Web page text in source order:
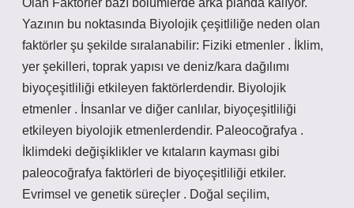
Olan Faktörler bazı bölümlerde arka planda kalıyor.
Yazının bu noktasında Biyolojik çeşitliliğe neden olan
faktörler şu şekilde sıralanabilir: Fiziki etmenler . İklim,
yer şekilleri, toprak yapısı ve deniz/kara dağılımı
biyoçeşitliliği etkileyen faktörlerdendir. Biyolojik
etmenler . İnsanlar ve diğer canlılar, biyoçeşitliliği
etkileyen biyolojik etmenlerdendir. Paleocoğrafya .
İklimdeki değişiklikler ve kıtaların kayması gibi
paleocoğrafya faktörleri de biyoçeşitliliği etkiler.
Evrimsel ve genetik süreçler . Doğal seçilim,